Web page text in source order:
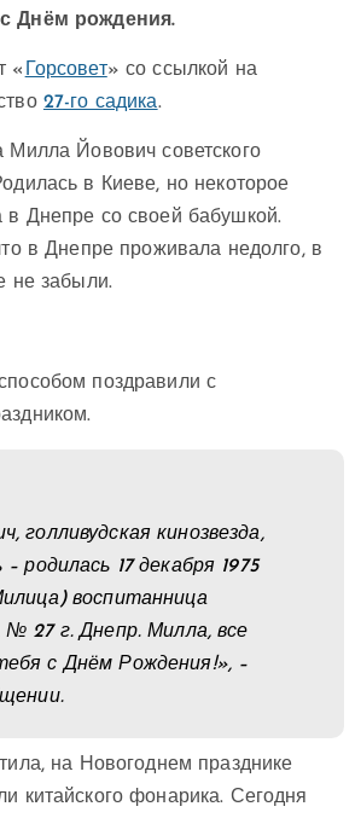
Днём рождения.
« Горсовет» со ссылкой на
27-го садика.
Милла Йовович советского
в Киеве, но некоторое
Днепре со своей бабушкой.
в Днепре проживала недолго, в
не забыли.
поздравили с
голливудская кинозвезда,
родилась 17 декабря 1975
воспитанница
№ 27 г. Днепр. Милла, все
с Днём Рождения!», –
на Новогоднем празднике
китайского фонарика. Сегодня